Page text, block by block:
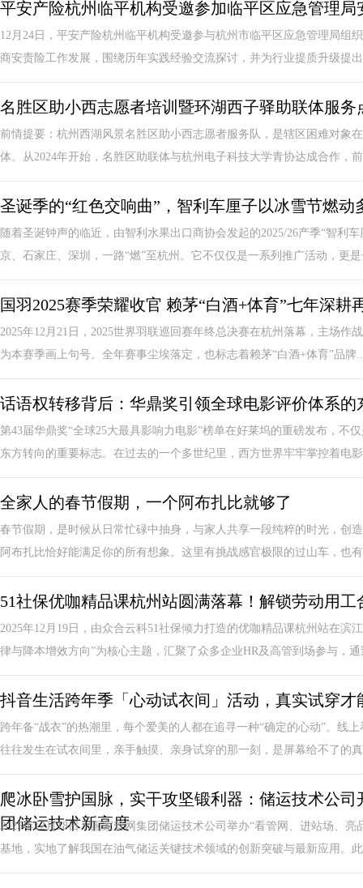
平安产险杭州临平机构受邀参加临平区应急管理局
12月24日，平安产险杭州临平机构受邀参与杭州市临平区应急管理局组
商安责险工作发展，围绕历年实践经验交流探讨，并为行业提质升级提
名胜区助小西志愿者培训暨环湖西子驿助联体服
前情提要：杭州西湖风景名胜区助小西志愿者服务队，是辖区困难对象
体。从2024年开始，名胜区助联体与杭州电子科技大学青协达成合作，
圣诞季的“红色交响曲”，智利车厘子以冰雪节燃动
随着圣诞钟声的临近，由智利水果出口商协会发起的2025/26产季“智利
京、石家庄、深圳，一路“燃”至杭州。它不仅仅是一系列推广活动，更
国羽2025赛季荣耀收官 赖茅“白酒+体育”七年深耕
2025年12月21日，2025世界羽联巡回赛年终总决赛在杭州落幕，主场作
为本赛季画上句号。全年赛事尘埃落定，也标志着赖茅“白酒+体育”品牌
话语权转移背后：华鼎奖引领全球电影评价体系的
第43届华鼎奖“全球25大最具影响力电影”榜单在好莱坞的重磅发布，不
东方转向的重要标志。在过去的一个多世纪里，西方世界牢牢掌控着电
全家人的春节假期，一个阿布扎比就够了
春节假期，是时候从日常忙碌中抽身，与家人共享一段纯粹的时光，创
阿布扎比恰好能满足你的所有想象。这里有挑战感官极限的过山车，也
51社保优咖精品课杭州站圆满落幕！解锁劳动用
2025年12月19日，由众合云科51社保倾力打造的优咖精品课杭州站在滨
律与降本增效方向”为核心主题，汇聚了众多企业HR及高管到场参与，
抖音生活跨年季「心动试衣间」活动，真实试穿
跨年备“战衣”的热潮里，每个爱美的人都在追寻一种“确定的心动”。线
往往发生在试衣间里，亲手触摸、亲身试穿的那一刻，是屏幕给不了的
爬冰卧雪护国脉，实干攻坚锻利器：储运技术公
团储运技术新高度
2025年12月18日，国家管网集团储运技术公司举办“看管网、进站场、
基地，实地了解我国在油气储运关键技术领域的创新突破与最新应用。